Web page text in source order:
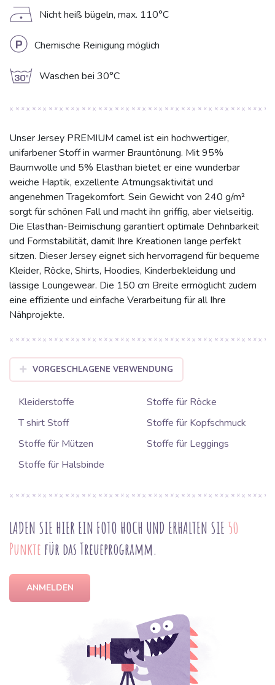
D Nicht heiß bügeln, max. 110°C
L Chemische Reinigung möglich
g Waschen bei 30°C
Unser Jersey PREMIUM camel ist ein hochwertiger,
unifarbener Stoff in warmer Brauntönung. Mit 95%
Baumwolle und 5% Elasthan bietet er eine wunderbar
weiche Haptik, exzellente Atmungsaktivität und
angenehmen Tragekomfort. Sein Gewicht von 240 g/m²
sorgt für schönen Fall und macht ihn griffig, aber vielseitig.
Die Elasthan-Beimischung garantiert optimale Dehnbarkeit
und Formstabilität, damit Ihre Kreationen lange perfekt
sitzen. Dieser Jersey eignet sich hervorragend für bequeme
Kleider, Röcke, Shirts, Hoodies, Kinderbekleidung und
lässige Loungewear. Die 150 cm Breite ermöglicht zudem
eine effiziente und einfache Verarbeitung für all Ihre
Nähprojekte.
VORGESCHLAGENE VERWENDUNG
Kleiderstoffe
Stoffe für Röcke
T shirt Stoff
Stoffe für Kopfschmuck
Stoffe für Mützen
Stoffe für Leggings
Stoffe für Halsbinde
LADEN SIE HIER EIN FOTO HOCH UND ERHALTEN SIE 50
Punkte für das Treueprogramm.
ANMELDEN